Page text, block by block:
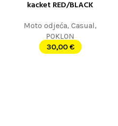
kacket RED/BLACK
Moto odjeća, Casual,
POKLON
30,00 €